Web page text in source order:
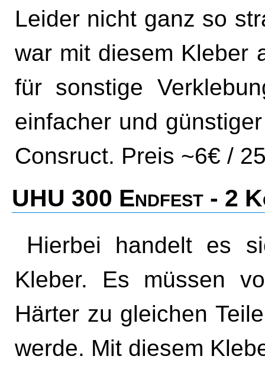
Leider nicht ganz so
war mit diesem Kleber
für sonstige
einfacher und
Consruct. Preis ~6€ /
UHU 300 Endfest - 2
Hierbei handelt es sich um einen 2-Komponenten-
Kleber. Es müssen
Härter zu gleichen
werde. Mit diesem